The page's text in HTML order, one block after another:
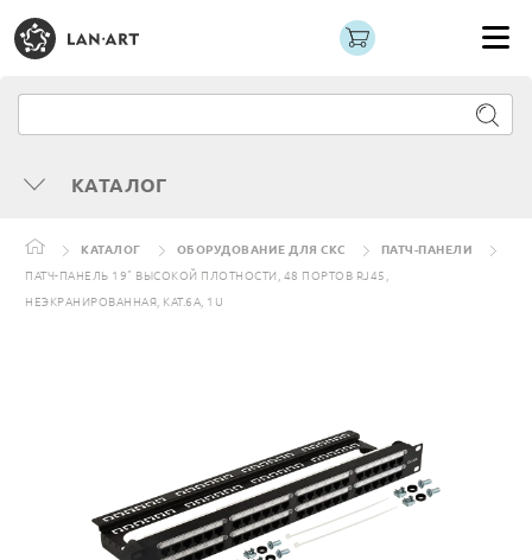
КАТАЛОГ
КАТАЛОГ ОБОРУДОВАНИЕ ДЛЯ СКС
ПАТЧ-ПАНЕЛИ
ПАТЧ-ПАНЕЛЬ 19" ВЫСОКОЙ ПЛОТНОСТИ, 48 ПОРТОВ RJ45,
НЕЭКРАНИРОВАННАЯ, КАТ.6A, 1U